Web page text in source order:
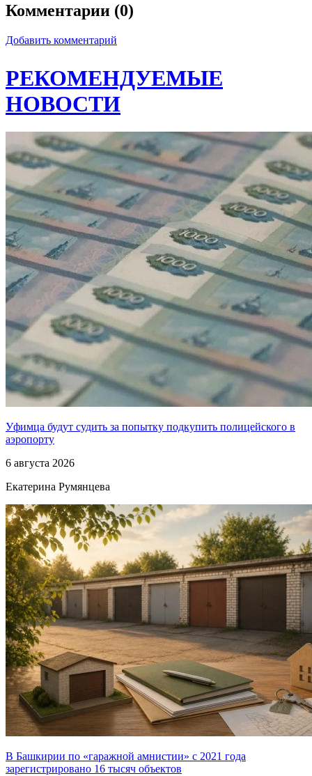
Комментарии (0)
Добавить комментарий
РЕКОМЕНДУЕМЫЕ
НОВОСТИ
Уфимца будут судить за попытку подкупить полицейского в
аэропорту
6 августа 2026
Екатерина Румянцева
В Башкирии по «гаражной амнистии» с 2021 года
зарегистрировано 16 тысяч объектов